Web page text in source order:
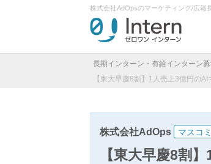
株式会社AdOpsのマーケティング/広報
長期インターン・有給インターン
【東大早慶8割】1人売上3億円の
株式会社AdOps マスコ
【東大早慶8割